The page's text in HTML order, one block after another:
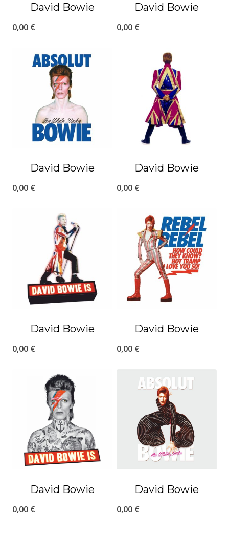
David Bowie
0,00 €
David Bowie
0,00 €
David Bowie
0,00 €
David Bowie
0,00 €
David Bowie
0,00 €
David Bowie
0,00 €
David Bowie
0,00 €
David Bowie
0,00 €